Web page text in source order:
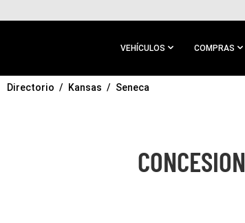
CONTENIDO
VEHÍCULOS COMPRAS
IR A
Directorio Kansas Seneca